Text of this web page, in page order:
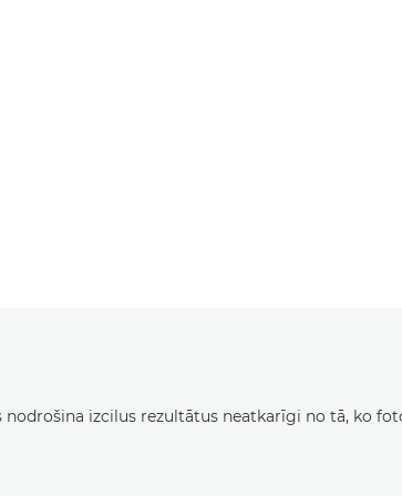
izcilus rezultātus neatkarīgi no tā, ko